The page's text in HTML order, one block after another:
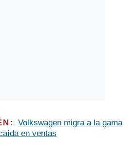
Volkswagen migra a la gama
en ventas